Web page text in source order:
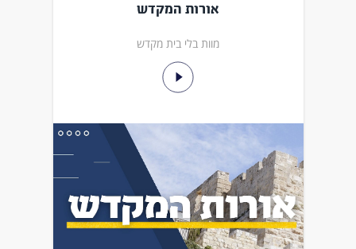
אורות המקדש
מוות בלי בית מקדש